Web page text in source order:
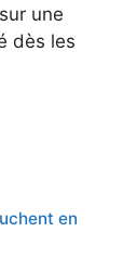
une
dès les
en